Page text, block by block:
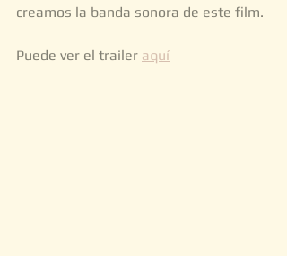
creamos la banda sonora de este film.
Puede ver el trailer aquí